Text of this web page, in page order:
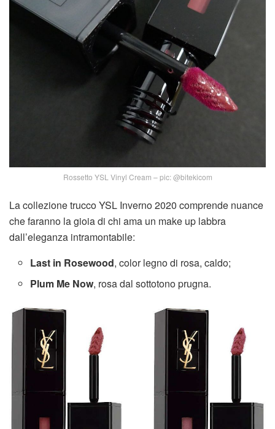
Rossetto YSL Vinyl Cream – pic: @bitekicom
La collezione trucco YSL Inverno 2020 comprende nuance
che faranno la gioia di chi ama un make up labbra
dall’eleganza intramontabile:
Last in Rosewood, color legno di rosa, caldo;
Plum Me Now, rosa dal sottotono prugna.